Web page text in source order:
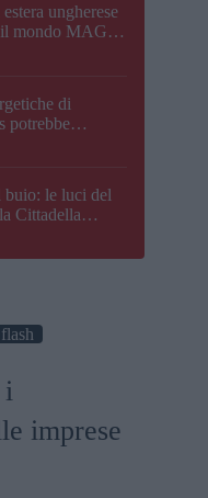
ungherese
il mondo MAGA,
di
potrebbe
buio: le luci del
Cittadella
i
imprese